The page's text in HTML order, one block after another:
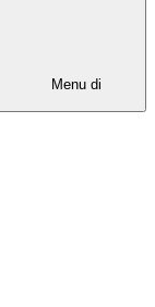
Menu di